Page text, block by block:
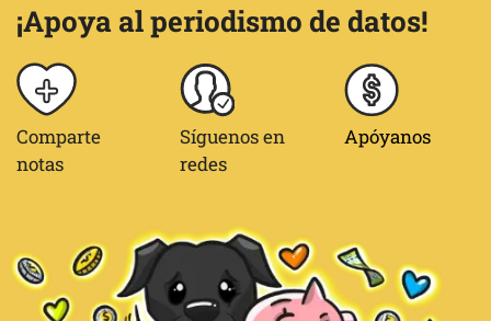
¡Apoya al periodismo de datos!
Comparte
notas
Síguenos en
redes
Apóyanos